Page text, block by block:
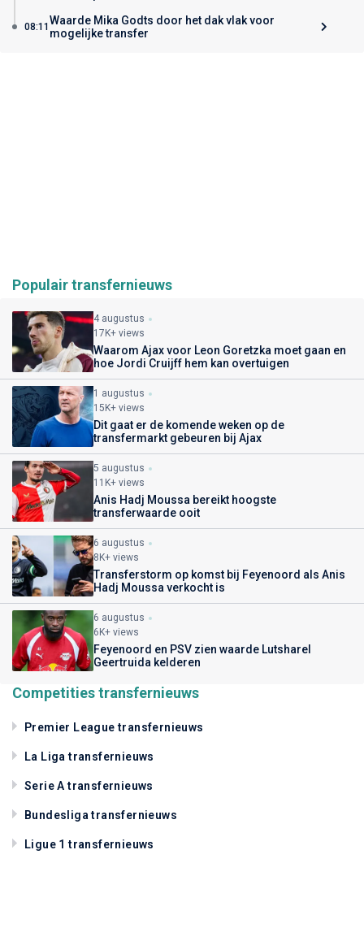
08:11Waarde Mika Godts door het dak vlak voor
mogelijke transfer
Populair transfernieuws
4 augustus
17K+ views
Waarom Ajax voor Leon Goretzka moet gaan en
hoe Jordi Cruijff hem kan overtuigen
1 augustus
15K+ views
Dit gaat er de komende weken op de
transfermarkt gebeuren bij Ajax
5 augustus
11K+ views
Anis Hadj Moussa bereikt hoogste
transferwaarde ooit
6 augustus
8K+ views
Transferstorm op komst bij Feyenoord als Anis
Hadj Moussa verkocht is
6 augustus
6K+ views
Feyenoord en PSV zien waarde Lutsharel
Geertruida kelderen
Competities transfernieuws
Premier League transfernieuws
La Liga transfernieuws
Serie A transfernieuws
Bundesliga transfernieuws
Ligue 1 transfernieuws